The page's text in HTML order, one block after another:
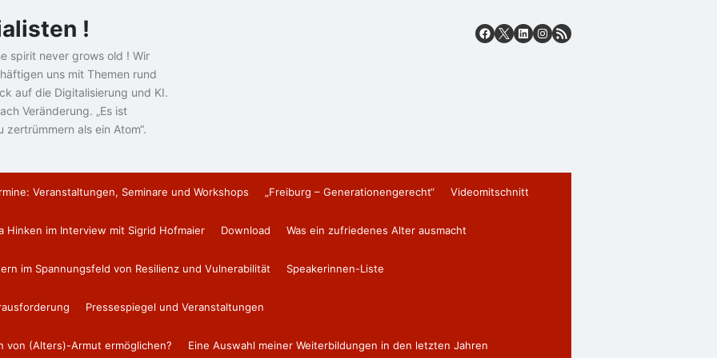
!
spirit never grows old ! Wir
uns mit Themen rund
auf die Digitalisierung und KI.
Veränderung. „Es ist
als ein Atom“.
Veranstaltungen, Seminare und Workshops „Freiburg – Generationengerecht“ Videomitschnitt
Hinken im Interview mit Sigrid Hofmaier Download Was ein zufriedenes Alter ausmacht
im Spannungsfeld von Resilienz und Vulnerabilität Speakerinnen-Liste
Pressespiegel und Veranstaltungen
von (Alters)-Armut ermöglichen? Eine Auswahl meiner Weiterbildungen in den letzten Jahren